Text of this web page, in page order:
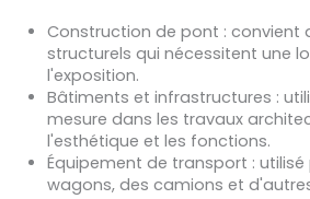
Construction de pont : convient
structurels qui nécessitent une
l'exposition.
Bâtiments et infrastructures :
mesure dans les travaux
l'esthétique et les fonctions.
Équipement de transport :
wagons, des camions et